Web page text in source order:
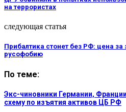
на террористах
следующая статья
Прибалтика стонет без РФ: цена
русофобию
По теме:
Экс-чиновники Германии,
схему по изъятия активов ЦБ РФ